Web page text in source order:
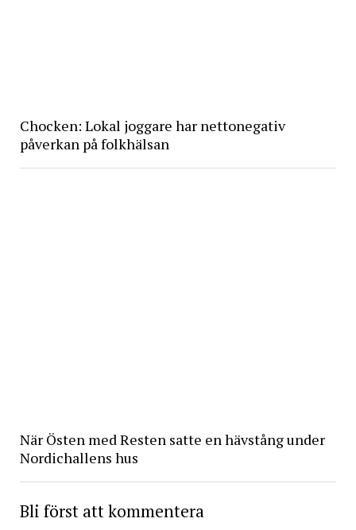
Chocken: Lokal joggare har nettonegativ
påverkan på folkhälsan
När Östen med Resten satte en hävstång under
Nordichallens hus
Bli först att kommentera